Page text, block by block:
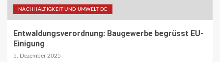
NACHHALTIGKEIT UND UMWELT DE
Entwaldungsverordnung: Baugewerbe begrüsst EU-
Einigung
5. Dezember 2025